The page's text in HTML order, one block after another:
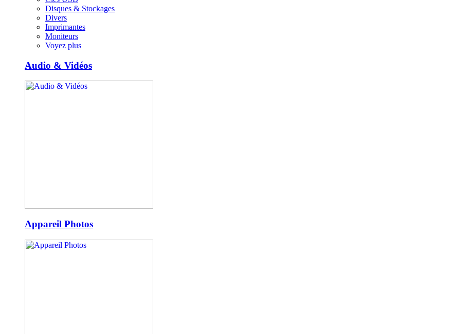
Disques & Stockages
Divers
Imprimantes
Moniteurs
Voyez plus
Audio & Vidéos
Appareil Photos